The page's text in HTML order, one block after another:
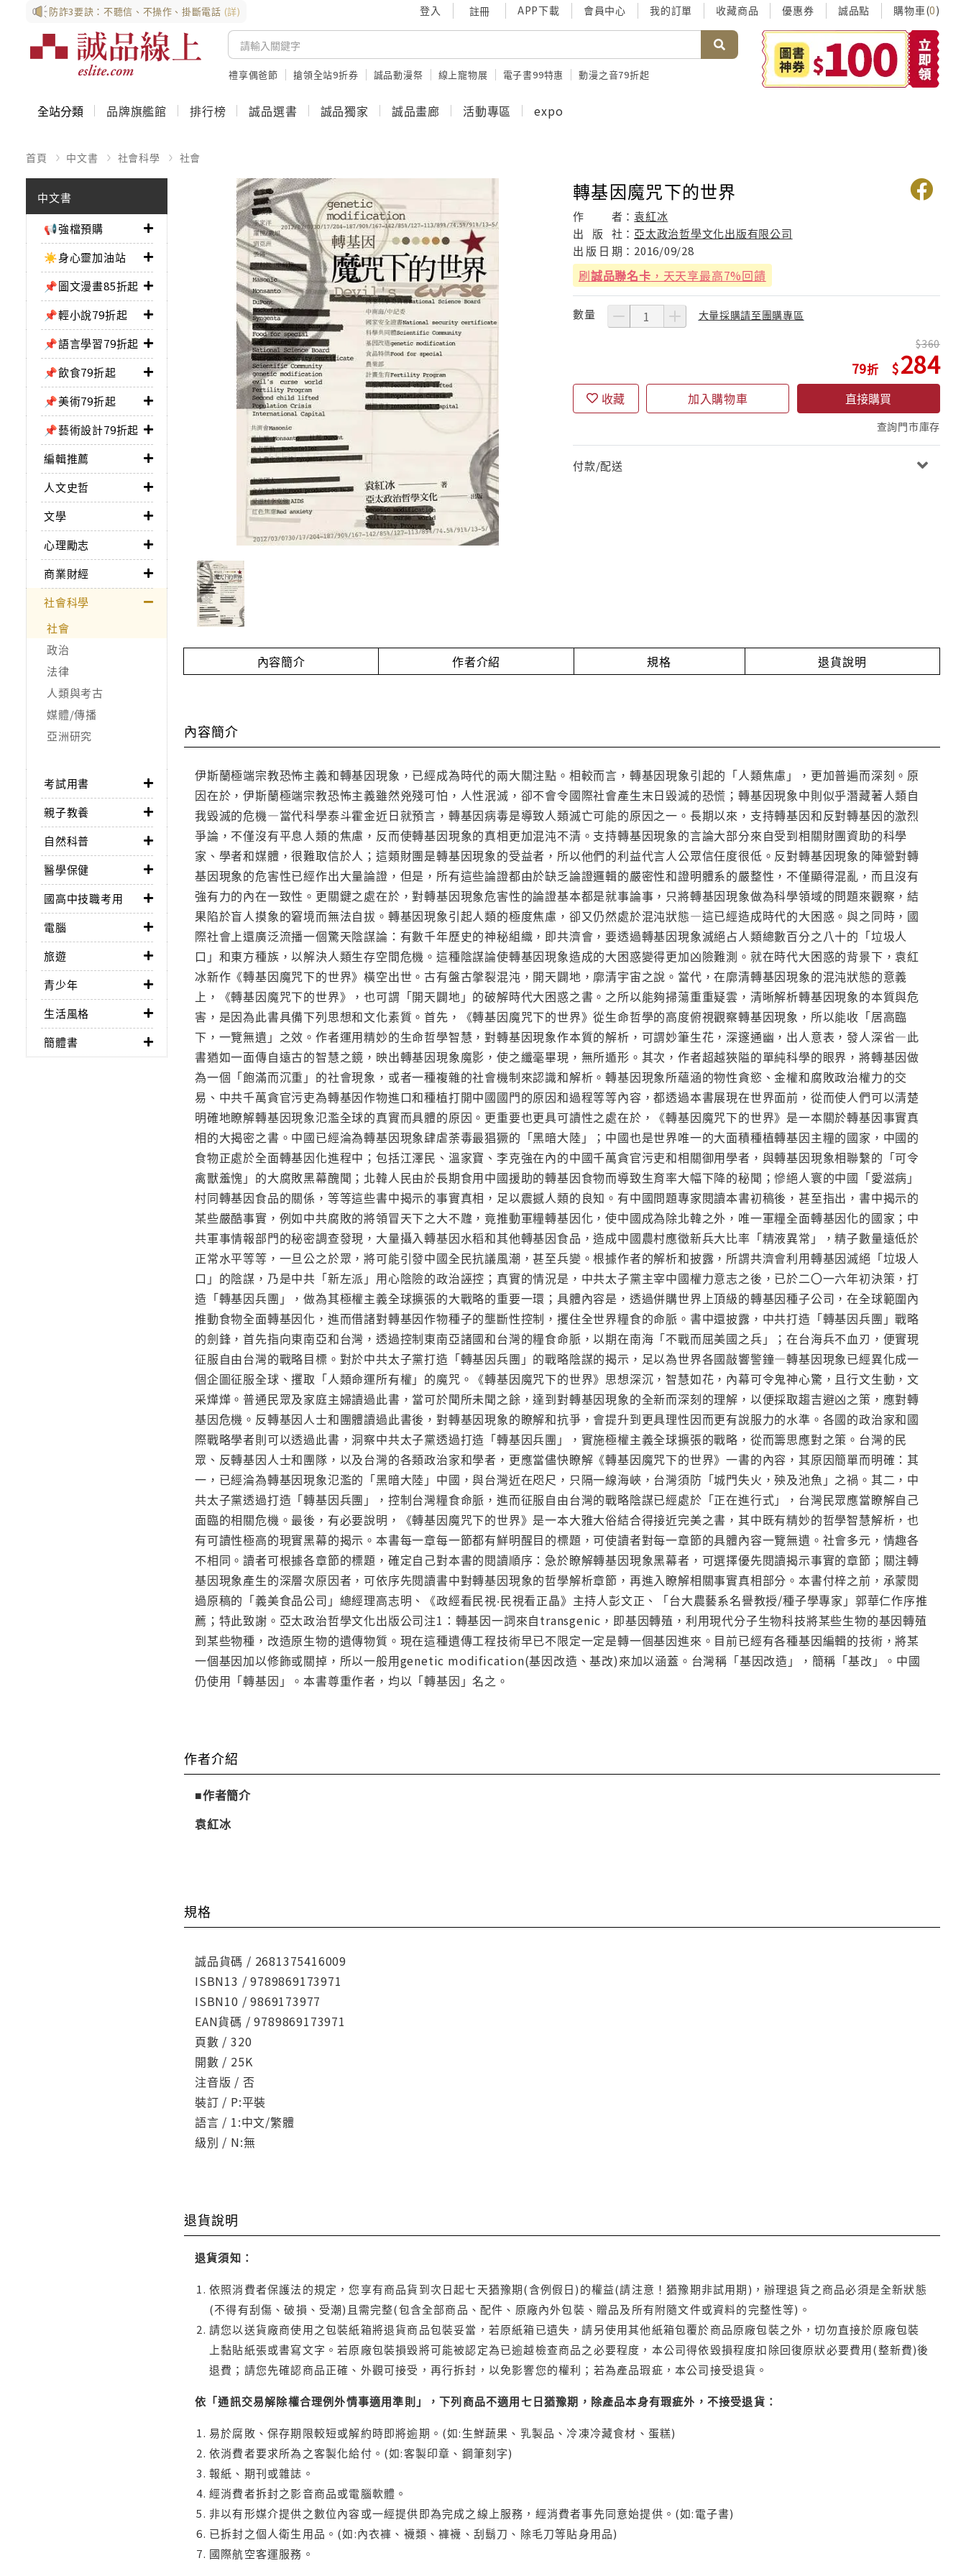
防詐3要訣：不聽信、不操作、掛斷電話 (詳) 登入 註冊 APP下載 會員中心 我的訂單 收藏商品 優惠券 誠品點 購物車(0)
禮享偶爸節 搶領全站9折券 誠品動漫祭 線上寵物展 電子書99特惠 動漫之音79折起
全站分類 品牌旗艦館 排行榜 誠品選書 誠品獨家 誠品畫廊 活動專區 expo
首頁 中文書 社會科學 社會
中文書
📢強檔預購
☀️身心靈加油站
📌圖文漫畫85折起
📌輕小說79折起
📌語言學習79折起
📌飲食79折起
📌美術79折起
📌藝術設計79折起
編輯推薦
人文史哲
文學
心理勵志
商業財經
社會科學
社會
政治
法律
人類與考古
媒體/傳播
亞洲研究
考試用書
親子教養
自然科普
醫學保健
國高中技職考用
電腦
旅遊
青少年
生活風格
簡體書
轉基因魔咒下的世界
作 者：袁紅冰
出
版 社： 亞太政治哲學文化出版有限公司
出 版 日 期： 2016/09/28
刷誠品聯名卡 ，天天享最高7%回饋
數量 大量採購請至團購專區
79
360
284
收藏 加入購物車 直接購買
查詢門市庫存
付款/配送
內容簡介 作者介紹 規格 退貨說明
內容簡介
伊斯蘭極端宗教恐怖主義和轉基因現象，已經成為時代的兩大關注點。相較而言，轉基因現象引起的「人類焦慮」，更加普遍而深刻。原
因在於，伊斯蘭極端宗教恐怖主義雖然兇殘可怕，人性泯滅，卻不會令國際社會產生末日毀滅的恐慌；轉基因現象中則似乎潛藏著人類自
我毀滅的危機—當代科學泰斗霍金近日就預言，轉基因病毒是導致人類滅亡可能的原因之一。長期以來，支持轉基因和反對轉基因的激烈
爭論，不僅沒有平息人類的焦慮，反而使轉基因現象的真相更加混沌不清。支持轉基因現象的言論大部分來自受到相關財團資助的科學
家、學者和媒體，很難取信於人；這類財團是轉基因現象的受益者，所以他們的利益代言人公眾信任度很低。反對轉基因現象的陣營對轉
基因現象的危害性已經作出大量論證，但是，所有這些論證都由於缺乏論證邏輯的嚴密性和證明體系的嚴整性，不僅顯得混亂，而且沒有
強有力的內在一致性。更關鍵之處在於，對轉基因現象危害性的論證基本都是就事論事，只將轉基因現象做為科學領域的問題來觀察，結
果陷於盲人摸象的窘境而無法自拔。轉基因現象引起人類的極度焦慮，卻又仍然處於混沌狀態—這已經造成時代的大困惑。與之同時，國
際社會上還廣泛流播一個驚天陰謀論：有數千年歷史的神秘組織，即共濟會，要透過轉基因現象滅絕占人類總數百分之八十的「垃圾人
口」和東方種族，以解決人類生存空間危機。這種陰謀論使轉基因現象造成的大困惑變得更加凶險難測。就在時代大困惑的背景下，袁紅
冰新作《轉基因魔咒下的世界》橫空出世。古有盤古搫裂混沌，開天闢地，廓清宇宙之說。當代，在廓清轉基因現象的混沌狀態的意義
上，《轉基因魔咒下的世界》，也可謂「開天闢地」的破解時代大困惑之書。之所以能夠掃蕩重重疑雲，清晰解析轉基因現象的本質與危
害，是因為此書具備下列思想和文化素質。首先，《轉基因魔咒下的世界》從生命哲學的高度俯視觀察轉基因現象，所以能收「居高臨
下，一覽無遺」之效。作者運用精妙的生命哲學智慧，對轉基因現象作本質的解析，可謂妙筆生花，深邃通幽，出人意表，發人深省—此
書猶如一面傳自遠古的智慧之鏡，映出轉基因現象魔影，使之纖毫畢現，無所遁形。其次，作者超越狹隘的單純科學的眼界，將轉基因做
為一個「飽滿而沉重」的社會現象，或者一種複雜的社會機制來認識和解析。轉基因現象所蘊涵的物性貪慾、金權和腐敗政治權力的交
易、中共千萬貪官污吏為轉基因作物進口和種植打開中國國門的原因和過程等等內容，都透過本書展現在世界面前，從而使人們可以清楚
明確地瞭解轉基因現象氾濫全球的真實而具體的原因。更重要也更具可讀性之處在於，《轉基因魔咒下的世界》是一本關於轉基因事實真
相的大揭密之書。中國已經淪為轉基因現象肆虐荼毒最猖獗的「黑暗大陸」；中國也是世界唯一的大面積種植轉基因主糧的國家，中國的
食物正處於全面轉基因化進程中；包括江澤民、溫家寶、李克強在內的中國千萬貪官污吏和相關御用學者，與轉基因現象相聯繫的「可令
禽獸羞愧」的大腐敗黑幕醜聞；北韓人民由於長期食用中國援助的轉基因食物而導致生育率大幅下降的秘聞；慘絕人寰的中國「愛滋病」
村同轉基因食品的關係，等等這些書中揭示的事實真相，足以震撼人類的良知。有中國問題專家閱讀本書初稿後，甚至指出，書中揭示的
某些嚴酷事實，例如中共腐敗的將領冒天下之大不韙，竟推動軍糧轉基因化，使中國成為除北韓之外，唯一軍糧全面轉基因化的國家；中
共軍事情報部門的秘密調查發現，大量攝入轉基因水稻和其他轉基因食品，造成中國農村應徵新兵大比率「精液異常」，精子數量遠低於
正常水平等等，一旦公之於眾，將可能引發中國全民抗議風潮，甚至兵變。根據作者的解析和披露，所謂共濟會利用轉基因滅絕「垃圾人
口」的陰謀，乃是中共「新左派」用心陰險的政治誣控；真實的情況是，中共太子黨主宰中國權力意志之後，已於二〇一六年初決策，打
造「轉基因兵團」，做為其極權主義全球擴張的大戰略的重要一環；具體內容是，透過併購世界上頂級的轉基因種子公司，在全球範圍內
推動食物全面轉基因化，進而借諸對轉基因作物種子的壟斷性控制，攫住全世界糧食的命脈。書中還披露，中共打造「轉基因兵團」戰略
的劍鋒，首先指向東南亞和台灣，透過控制東南亞諸國和台灣的糧食命脈，以期在南海「不戰而屈美國之兵」；在台海兵不血刃，便實現
征服自由台灣的戰略目標。對於中共太子黨打造「轉基因兵團」的戰略陰謀的揭示，足以為世界各國敲響警鐘—轉基因現象已經異化成一
個企圖征服全球、攫取「人類命運所有權」的魔咒。《轉基因魔咒下的世界》思想深沉，智慧如花，內幕可令鬼神心驚，且行文生動，文
采燁燁。普通民眾及家庭主婦讀過此書，當可於聞所未聞之餘，達到對轉基因現象的全新而深刻的理解，以便採取趨吉避凶之策，應對轉
基因危機。反轉基因人士和團體讀過此書後，對轉基因現象的瞭解和抗爭，會提升到更具理性因而更有說服力的水準。各國的政治家和國
際戰略學者則可以透過此書，洞察中共太子黨透過打造「轉基因兵團」，實施極權主義全球擴張的戰略，從而籌思應對之策。台灣的民
眾、反轉基因人士和團隊，以及台灣的各類政治家和學者，更應當儘快瞭解《轉基因魔咒下的世界》一書的內容，其原因簡單而明確：其
一，已經淪為轉基因現象氾濫的「黑暗大陸」中國，與台灣近在咫尺，只隔一線海峽，台灣須防「城門失火，殃及池魚」之禍。其二，中
共太子黨透過打造「轉基因兵團」，控制台灣糧食命脈，進而征服自由台灣的戰略陰謀已經處於「正在進行式」，台灣民眾應當瞭解自己
面臨的相關危機。最後，有必要說明，《轉基因魔咒下的世界》是一本大雅大俗結合得接近完美之書，其中既有精妙的哲學智慧解析，也
有可讀性極高的現實黑幕的揭示。本書每一章每一節都有鮮明醒目的標題，可使讀者對每一章節的具體內容一覽無遺。社會多元，情趣各
不相同。讀者可根據各章節的標題，確定自己對本書的閱讀順序：急於瞭解轉基因現象黑幕者，可選擇優先閱讀揭示事實的章節；關注轉
基因現象產生的深層次原因者，可依序先閱讀書中對轉基因現象的哲學解析章節，再進入瞭解相關事實真相部分。本書付梓之前，承蒙閱
過原稿的「義美食品公司」總經理高志明、《政經看民視‧民視看正晶》主持人彭文正、「台大農藝系名譽教授/種子學專家」郭華仁作序推
薦；特此致謝。亞太政治哲學文化出版公司注1：轉基因一詞來自transgenic，即基因轉殖，利用現代分子生物科技將某些生物的基因轉殖
到某些物種，改造原生物的遺傳物質。現在這種遺傳工程技術早已不限定一定是轉一個基因進來。目前已經有各種基因編輯的技術，將某
一個基因加以修飾或關掉，所以一般用genetic modification(基因改造、基改)來加以涵蓋。台灣稱「基因改造」，簡稱「基改」。中國
仍使用「轉基因」。本書尊重作者，均以「轉基因」名之。
作者介紹
■作者簡介
袁紅冰
規格
誠品貨碼 / 2681375416009
ISBN13 / 9789869173971
ISBN10 / 9869173977
EAN貨碼 / 9789869173971
頁數 / 320
開數 / 25K
注音版 / 否
裝訂 / P:平裝
語言 / 1:中文/繁體
級別 / N:無
退貨說明
退貨須知：
依照消費者保護法的規定，您享有商品貨到次日起七天猶豫期(含例假日)的權益(請注意！猶豫期非試用期)，辦理退貨之商品必須是全新狀態
(不得有刮傷、破損、受潮)且需完整(包含全部商品、配件、原廠內外包裝、贈品及所有附隨文件或資料的完整性等)。
請您以送貨廠商使用之包裝紙箱將退貨商品包裝妥當，若原紙箱已遺失，請另使用其他紙箱包覆於商品原廠包裝之外，切勿直接於原廠包裝
上黏貼紙張或書寫文字。若原廠包裝損毀將可能被認定為已逾越檢查商品之必要程度，本公司得依毀損程度扣除回復原狀必要費用(整新費)後
退費；請您先確認商品正確、外觀可接受，再行拆封，以免影響您的權利；若為產品瑕疵，本公司接受退貨。
依「通訊交易解除權合理例外情事適用準則」，下列商品不適用七日猶豫期，除產品本身有瑕疵外，不接受退貨：
易於腐敗、保存期限較短或解約時即將逾期。(如:生鮮蔬果、乳製品、冷凍冷藏食材、蛋糕)
依消費者要求所為之客製化給付。(如:客製印章、鋼筆刻字)
報紙、期刊或雜誌。
經消費者拆封之影音商品或電腦軟體。
非以有形媒介提供之數位內容或一經提供即為完成之線上服務，經消費者事先同意始提供。(如:電子書)
已拆封之個人衛生用品。(如:內衣褲、襪類、褲襪、刮鬍刀、除毛刀等貼身用品)
國際航空客運服務。